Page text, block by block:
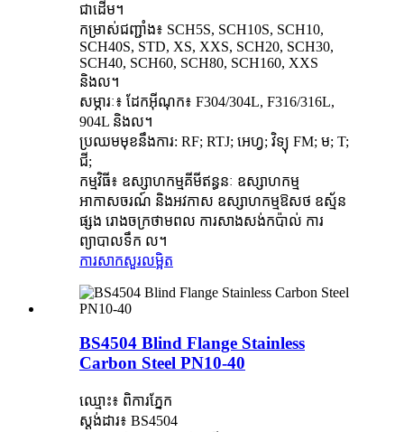
ជាដើម។
កម្រាស់ជញ្ជាំង៖ SCH5S, SCH10S, SCH10,
SCH40S, STD, XS, XXS, SCH20, SCH30,
SCH40, SCH60, SCH80, SCH160, XXS
និងល។
សម្ភារៈ៖ ដែកអ៊ីណុក៖ F304/304L, F316/316L,
904L និងល។
ប្រឈមមុខនឹងការ: RF; RTJ; អេហ្វ; វិទ្យុ FM; ម; T;
ជី;
កម្មវិធី៖ ឧស្សាហកម្មគីមីឥន្ធនៈ ឧស្សាហកម្ម
អាកាសចរណ៍ និងអវកាស ឧស្សាហកម្មឱសថ ឧស្ម័ន
ផ្សង រោងចក្រថាមពល ការសាងសង់កប៉ាល់ ការ
ព្យាបាលទឹក ល។
ការសាកសួរលម្អិត
BS4504 Blind Flange Stainless
Carbon Steel PN10-40
ឈ្មោះ៖ ពិការភ្នែក
ស្តង់ដារ៖ BS4504